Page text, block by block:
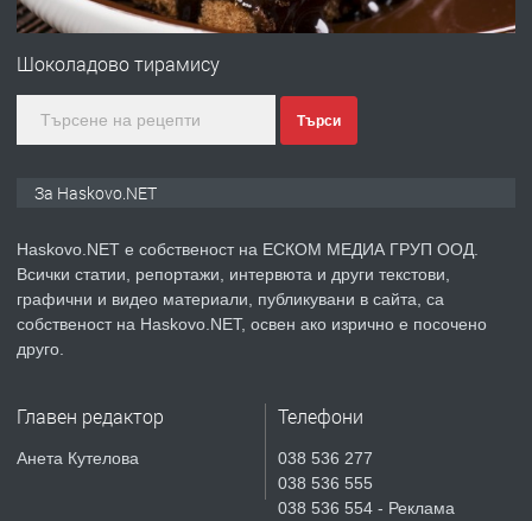
ПРЕДЛАГА
ПРОСТОРЕН ТРИСТАЕН
КУБА
преди 5 дни
ПРЕДЛАГА СГЛОБЯВАНЕ НА МЕБЕЛИ.
№4119 Едностаен обзаведен
Шоколадово тирамису
Търси
За Haskovo.NET
Haskovo.NET е собственост на ЕСКОМ МЕДИА ГРУП ООД.
Всички статии, репортажи, интервюта и други текстови,
графични и видео материали, публикувани в сайта, са
собственост на Haskovo.NET, освен ако изрично е посочено
друго.
Главен редактор
Анета Кутелова
Телефони
038 536 277
038 536 555
038 536 554 - Реклама